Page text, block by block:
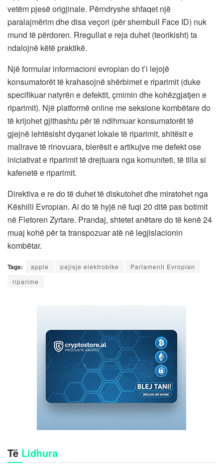
vetëm pjesë origjinale. Përndryshe shfaqet një
paralajmërim dhe disa veçori (për shembull Face ID) nuk
mund të përdoren. Rregullat e reja duhet (teorikisht) ta
ndalojnë këtë praktikë.
Një formular informacioni evropian do t’i lejojë
konsumatorët të krahasojnë shërbimet e riparimit (duke
specifikuar natyrën e defektit, çmimin dhe kohëzgjatjen e
riparimit). Një platformë online me seksione kombëtare do
të krijohet gjithashtu për të ndihmuar konsumatorët të
gjejnë lehtësisht dyqanet lokale të riparimit, shitësit e
mallrave të rinovuara, blerësit e artikujve me defekt ose
iniciativat e riparimit të drejtuara nga komuniteti, të tilla si
kafenetë e riparimit.
Direktiva e re do të duhet të diskutohet dhe miratohet nga
Këshilli Evropian. Ai do të hyjë në fuqi 20 ditë pas botimit
në Fletoren Zyrtare. Prandaj, shtetet anëtare do të kenë 24
muaj kohë për ta transpozuar atë në legjislacionin
kombëtar.
Tags: apple pajisje elektrobike
Parlamenti Evropian
riparime
Të Lidhura